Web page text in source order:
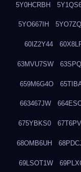
5Y0HCRBH
5YO667IH
60IZ2Y44
63MVU7SW
659M6G4O
663467JW
675YBKS0
68OMB6UH
69LSOT1W